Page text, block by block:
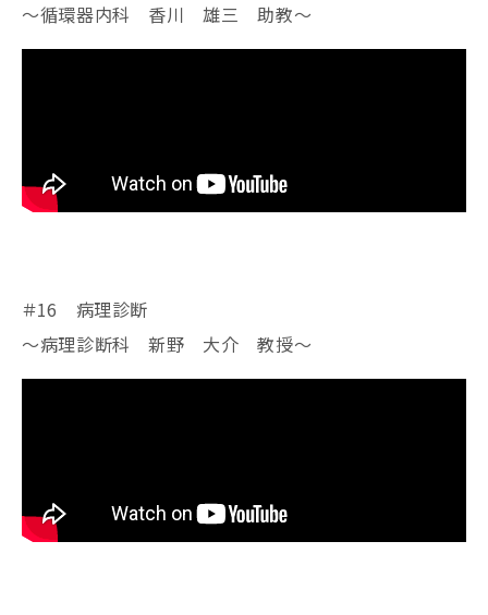
～循環器内科 香川 雄三 助教～
＃16 病理診断
～病理診断科 新野 大介 教授～